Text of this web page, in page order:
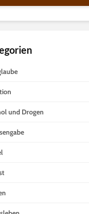
und Drogen